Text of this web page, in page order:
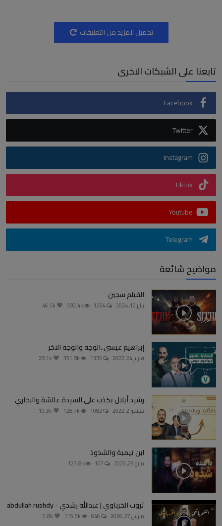
تحميل المزيد من التعليقات
تابعنا على الشبكات الاخرى
Facebook
Twitter
Instagram
Tiktok
Youtube
Telegram
مواضيح شائعة
الفيلم سجين
يناير 12, 2024
إبراهيم عيسى..الوجه والوجه الآخر
فبراير 24, 2022
رشيد أيلال يكذب على السيدة عائشة والبخاري
سبتمبر 2, 2022
ابن تيمية والشذوذ
مايو 29, 2026
ثروت الخرباوي | عبدالله رشدي - abdullah rushdy
مارس 27, 2026